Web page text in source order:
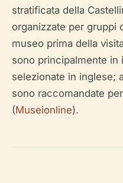
stratificata della
organizzate per gruppi
museo prima della
sono principalmente in
selezionate in inglese;
sono raccomandate
(Museionline).